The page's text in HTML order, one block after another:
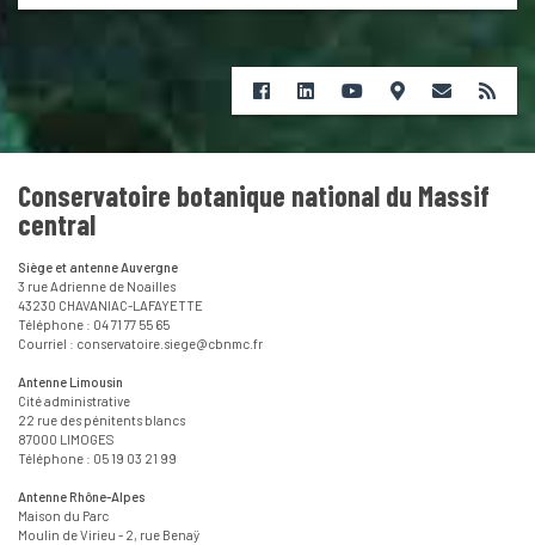
Conservatoire botanique national du Massif
central
Siège et antenne Auvergne
3 rue Adrienne de Noailles
43230 CHAVANIAC-LAFAYETTE
Téléphone : 04 71 77 55 65
Courriel : conservatoire.siege@cbnmc.fr
Antenne Limousin
Cité administrative
22 rue des pénitents blancs
87000 LIMOGES
Téléphone : 05 19 03 21 99
Antenne Rhône-Alpes
Maison du Parc
Moulin de Virieu - 2, rue Benaÿ